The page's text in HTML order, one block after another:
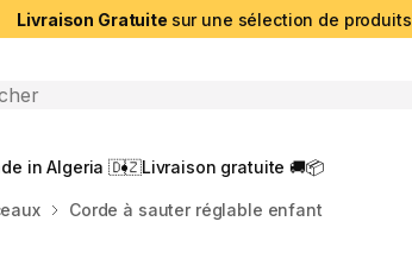
Livraison Gratuite sur une sélection de produits
in Algeria 🇩🇿Livraison gratuite 🚚📦
Corde à sauter réglable enfant